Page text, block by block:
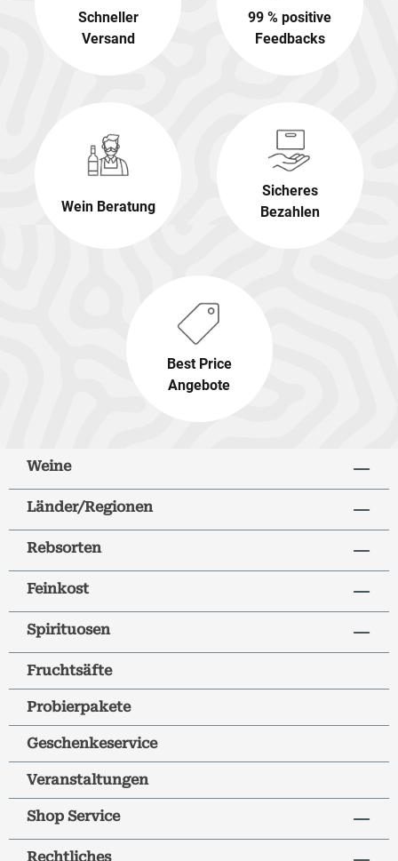
Schneller
Versand
99 % positive
Feedbacks
Wein Beratung
Sicheres
Bezahlen
Best Price
Angebote
Weine
Länder/Regionen
Rebsorten
Feinkost
Spirituosen
Fruchtsäfte
Probierpakete
Geschenkeservice
Veranstaltungen
Shop Service
Rechtliches